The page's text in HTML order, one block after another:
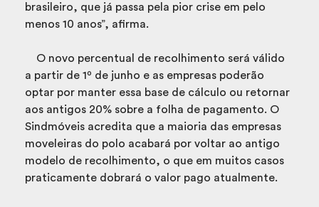
brasileiro, que já passa pela pior crise em pelo
menos 10 anos”, afirma.
O novo percentual de recolhimento será válido
a partir de 1º de junho e as empresas poderão
optar por manter essa base de cálculo ou retornar
aos antigos 20% sobre a folha de pagamento. O
Sindmóveis acredita que a maioria das empresas
moveleiras do polo acabará por voltar ao antigo
modelo de recolhimento, o que em muitos casos
praticamente dobrará o valor pago atualmente.